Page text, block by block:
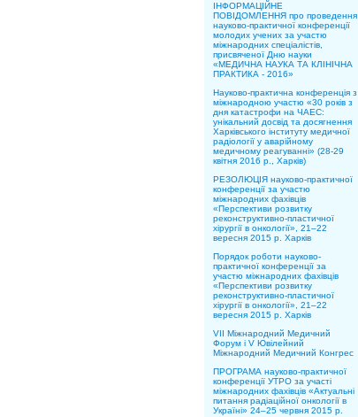
ІНФОРМАЦІЙНЕ
ПОВІДОМЛЕННЯ про проведення
науково-практичної конференції
молодих учених за участю
міжнародних спеціалістів,
присвяченої Дню науки
«МЕДИЧНА НАУКА ТА КЛІНІЧНА
ПРАКТИКА - 2016»
Науково-практична конференція з
міжнародною участю «30 років з
дня катастрофи на ЧАЕС:
унікальний досвід та досягнення
Харківського інституту медичної
радіології у аварійному
медичному реагуванні» (28-29
квітня 2016 р., Харків)
РЕЗОЛЮЦІЯ науково-практичної
конференції за участю
міжнародних фахівців
«Перспективи розвитку
реконструктивно-пластичної
хірургії в онкології», 21–22
вересня 2015 р. Харків
Порядок роботи науково-
практичної конференції за
участю міжнародних фахівців
«Перспективи розвитку
реконструктивно-пластичної
хірургії в онкології», 21–22
вересня 2015 р. Харків
VII Міжнародний Медичний
Форум і V Ювілейний
Міжнародний Медичний Конгрес
ПРОГРАМА науково-практичної
конференції УТРО за участі
міжнародних фахівців «Актуальні
питання радіаційної онкології в
Україні» 24–25 червня 2015 р.